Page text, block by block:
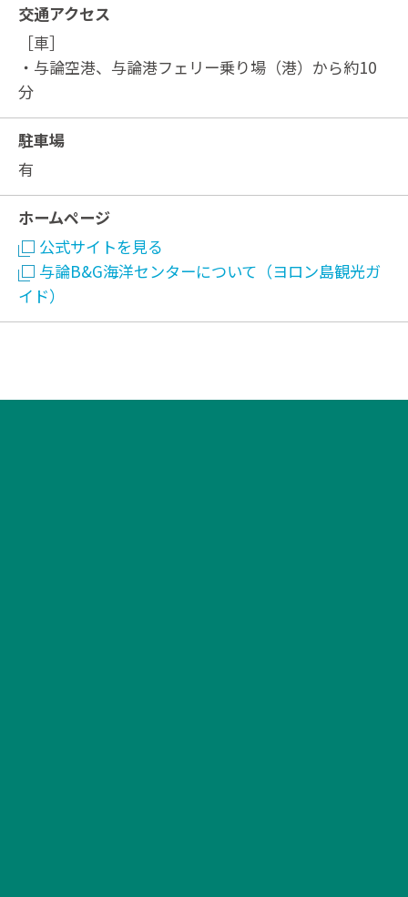
交通アクセス
［車］
・与論空港、与論港フェリー乗り場（港）から約10
分
駐車場
有
ホームページ
公式サイトを見る
与論B&G海洋センターについて（ヨロン島観光ガ
イド）